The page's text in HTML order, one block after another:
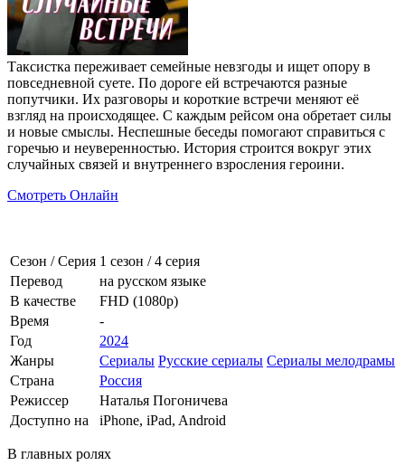
Таксистка переживает семейные невзгоды и ищет опору в
повседневной суете. По дороге ей встречаются разные
попутчики. Их разговоры и короткие встречи меняют её
взгляд на происходящее. С каждым рейсом она обретает силы
и новые смыслы. Неспешные беседы помогают справиться с
горечью и неуверенностью. История строится вокруг этих
случайных связей и внутреннего взросления героини.
Смотреть Онлайн
Сезон / Серия 1 сезон /4 серия
Перевод
на русском языке
В качестве
FHD (1080p)
Время
-
Год
2024
Жанры
Сериалы Русские сериалы Сериалы мелодрамы
Страна
Россия
Режиссер
Наталья Погоничева
Доступно на
iPhone, iPad, Android
В главных ролях